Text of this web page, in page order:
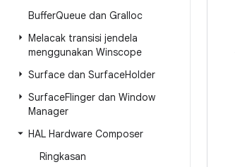
BufferQueue dan Gralloc
Melacak transisi jendela
menggunakan Winscope
Surface dan SurfaceHolder
SurfaceFlinger dan Window
Manager
HAL Hardware Composer
Ringkasan